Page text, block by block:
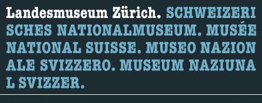
Wonach suchen Sie?
Hier können Sie nach Inhalten der Seite suchen.